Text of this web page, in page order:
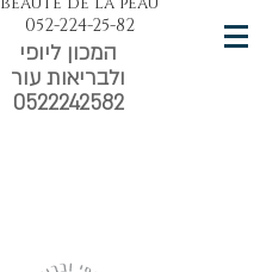
המכון ליופי
ולבריאות עור
0522242582
052-224-25-82